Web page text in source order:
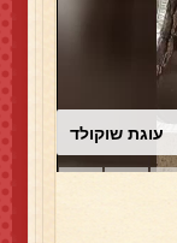
עוגת שוקולד